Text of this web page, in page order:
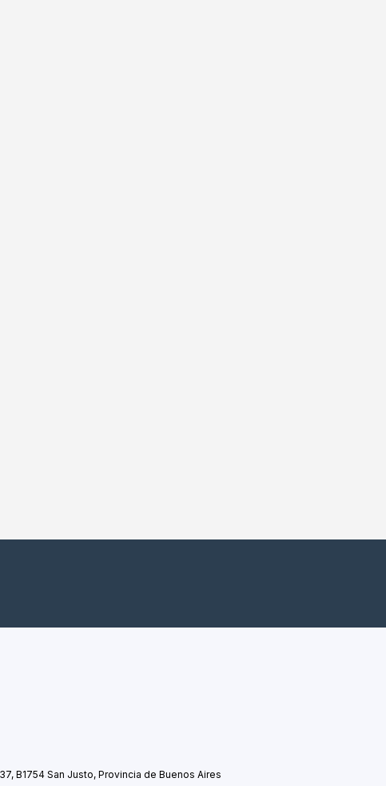
B1754 San Justo, Provincia de Buenos Aires